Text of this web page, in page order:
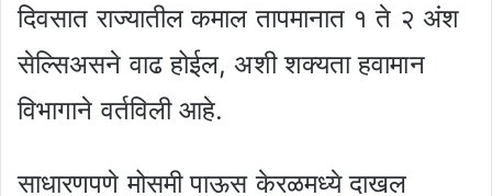
दिवसात राज्यातील कमाल तापमानात १ ते २ अंश
सेल्सिअसने वाढ होईल, अशी शक्यता हवामान
विभागाने वर्तविली आहे.
साधारणपणे मोसमी पाऊस केरळमध्ये दाखल